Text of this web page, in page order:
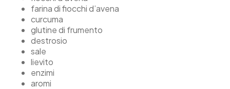
farina di fiocchi d’avena
curcuma
glutine di frumento
destrosio
sale
lievito
enzimi
aromi